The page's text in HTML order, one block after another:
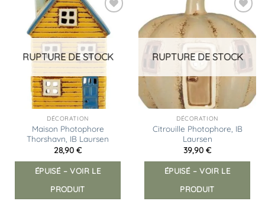
Ajouter
à la
liste
d’envies
RUPTURE DE STOCK
DÉCORATION
Maison Photophore
Thorshavn, IB Laursen
28,90 €
ÉPUISÉ – VOIR LE
PRODUIT
Ajouter
à la
liste
d’envies
RUPTURE DE STOCK
DÉCORATION
Citrouille Photophore, IB
Laursen
39,90 €
ÉPUISÉ – VOIR LE
PRODUIT